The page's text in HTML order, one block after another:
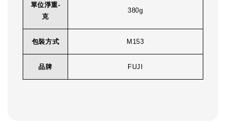
單位淨重-
克
380g
包裝方式 M153
品牌 FUJI